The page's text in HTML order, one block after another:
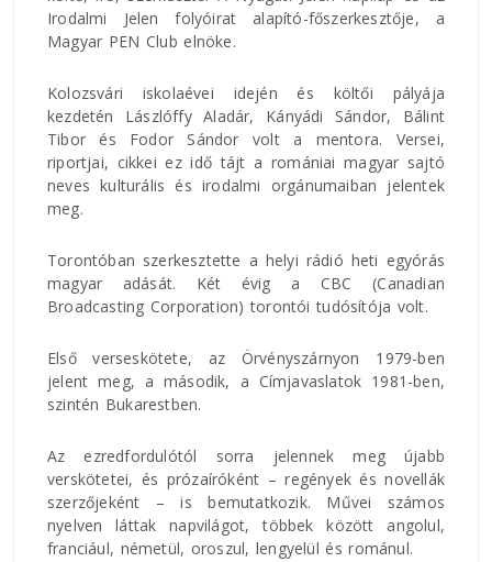
Irodalmi Jelen folyóirat alapító-főszerkesztője, a
Magyar PEN Club elnöke.
Kolozsvári iskolaévei idején és költői pályája
kezdetén Lászlóffy Aladár, Kányádi Sándor, Bálint
Tibor és Fodor Sándor volt a mentora. Versei,
riportjai, cikkei ez idő tájt a romániai magyar sajtó
neves kulturális és irodalmi orgánumaiban jelentek
meg.
Torontóban szerkesztette a helyi rádió heti egyórás
magyar adását. Két évig a CBC (Canadian
Broadcasting Corporation) torontói tudósítója volt.
Első verseskötete, az Örvényszárnyon 1979-ben
jelent meg, a második, a Címjavaslatok 1981-ben,
szintén Bukarestben.
Az ezredfordulótól sorra jelennek meg újabb
verskötetei, és prózaíróként – regények és novellák
szerzőjeként – is bemutatkozik. Művei számos
nyelven láttak napvilágot, többek között angolul,
franciául, németül, oroszul, lengyelül és románul.